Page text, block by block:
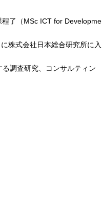
了（MSc ICT for Developme
株式会社日本総合研究所に入
調査研究、コンサルティン